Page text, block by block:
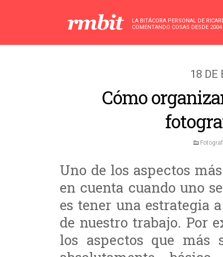
LA BITÁCORA PERSONAL DE
COMENTANDO COSAS DESDE 2004
18 DE
Cómo
Uno de los aspectos
en cuenta cuando uno
es tener una estrategia
de nuestro trabajo. Por
los aspectos que más